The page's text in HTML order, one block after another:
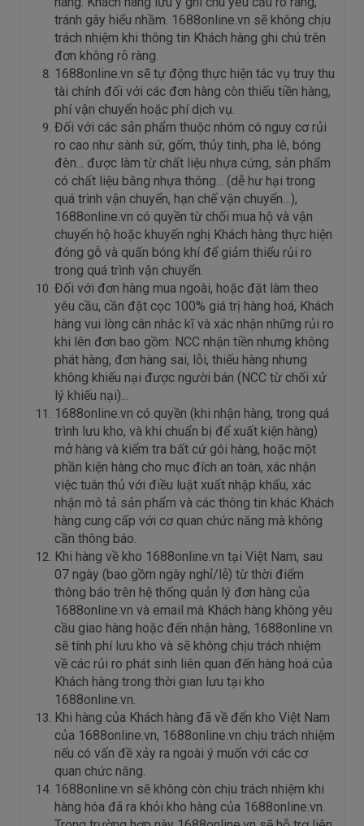
tránh gây hiểu nhầm. 1688online.vn sẽ không chịu
trách nhiệm khi thông tin Khách hàng ghi chú trên
đơn không rõ ràng.
1688online.vn sẽ tự động thực hiện tác vụ truy thu
tài chính đối với các đơn hàng còn thiếu tiền hàng,
phí vận chuyển hoặc phí dịch vụ.
Đối với các sản phẩm thuộc nhóm có nguy cơ rủi
ro cao như sành sứ, gốm, thủy tinh, pha lê, bóng
đèn... được làm từ chất liệu nhựa cứng, sản phẩm
có chất liệu bằng nhựa thông... (dễ hư hại trong
quá trình vận chuyển, hạn chế vận chuyển…),
1688online.vn có quyền từ chối mua hộ và vận
chuyển hộ hoặc khuyến nghị Khách hàng thực hiện
đóng gỗ và quấn bóng khí để giảm thiểu rủi ro
trong quá trình vận chuyển.
Đối với đơn hàng mua ngoài, hoặc đặt làm theo
yêu cầu, cần đặt cọc 100% giá trị hàng hoá, Khách
hàng vui lòng cân nhắc kĩ và xác nhận những rủi ro
khi lên đơn bao gồm: NCC nhận tiền nhưng không
phát hàng, đơn hàng sai, lỗi, thiếu hàng nhưng
không khiếu nại được người bán (NCC từ chối xử
lý khiếu nại)...
1688online.vn có quyền (khi nhận hàng, trong quá
trình lưu kho, và khi chuẩn bị để xuất kiện hàng)
mở hàng và kiểm tra bất cứ gói hàng, hoặc một
phần kiện hàng cho mục đích an toàn, xác nhận
việc tuân thủ với điều luật xuất nhập khẩu, xác
nhận mô tả sản phẩm và các thông tin khác Khách
hàng cung cấp với cơ quan chức năng mà không
cần thông báo.
Khi hàng về kho 1688online.vn tại Việt Nam, sau
07 ngày (bao gồm ngày nghỉ/lễ) từ thời điểm
thông báo trên hệ thống quản lý đơn hàng của
1688online.vn và email mà Khách hàng không yêu
cầu giao hàng hoặc đến nhận hàng, 1688online.vn
sẽ tính phí lưu kho và sẽ không chịu trách nhiệm
về các rủi ro phát sinh liên quan đến hàng hoá của
Khách hàng trong thời gian lưu tại kho
1688online.vn.
Khi hàng của Khách hàng đã về đến kho Việt Nam
của 1688online.vn, 1688online.vn chịu trách nhiệm
nếu có vấn đề xảy ra ngoài ý muốn với các cơ
quan chức năng.
1688online.vn sẽ không còn chịu trách nhiệm khi
hàng hóa đã ra khỏi kho hàng của 1688online.vn.